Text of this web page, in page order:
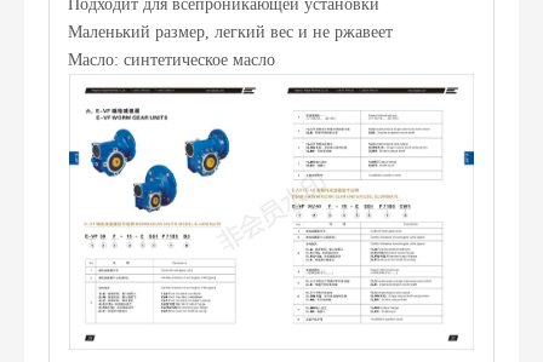
Подходит для всепроникающей установки
Маленький размер, легкий вес и не ржавеет
Масло: синтетическое масло